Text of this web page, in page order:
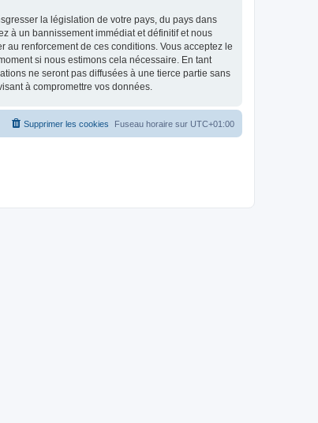
la législation de votre pays, du pays dans
à un bannissement immédiat et définitif et nous
au renforcement de ces conditions. Vous acceptez le
si nous estimons cela nécessaire. En tant
ne seront pas diffusées à une tierce partie sans
à compromettre vos données.
Fuseau horaire sur UTC+01:00
Supprimer les cookies